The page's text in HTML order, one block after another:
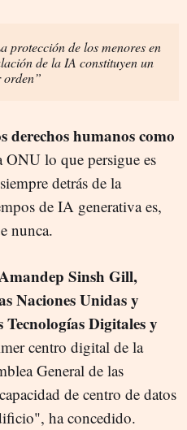
protección de los menores en
de la IA constituyen un
orden”
derechos humanos como
ONU lo que persigue es
detrás de la
de IA generativa es,
nunca.
Sinsh Gill,
Naciones Unidas y
Digitales y
centro digital de la
General de las
de centro de datos
ha concedido.